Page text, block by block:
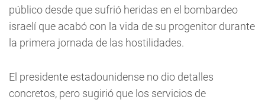
público desde que sufrió heridas en el bombardeo
israelí que acabó con la vida de su progenitor durante
la primera jornada de las hostilidades.
El presidente estadounidense no dio detalles
concretos, pero sugirió que los servicios de